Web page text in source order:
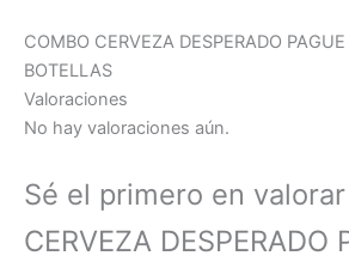
COMBO CERVEZA DESPERADO
BOTELLAS
Valoraciones
No hay valoraciones aún.
Sé el primero en valorar
CERVEZA DESPERADO